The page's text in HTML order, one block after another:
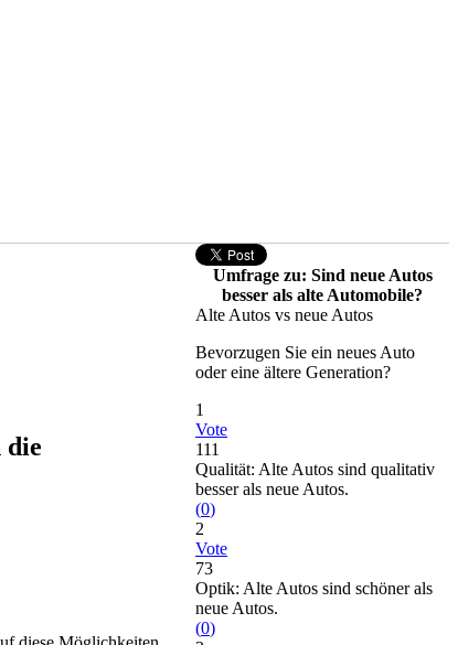
die
Umfrage zu: Sind neue Autos
besser als alte Automobile?
Alte Autos vs neue Autos
Bevorzugen Sie ein neues Auto
oder eine ältere Generation?
1
Vote
111
Qualität: Alte Autos sind qualitativ
besser als neue Autos.
(0)
2
Vote
73
Optik: Alte Autos sind schöner als
neue Autos.
(0)